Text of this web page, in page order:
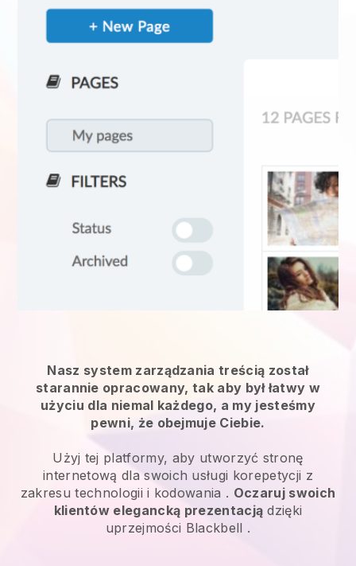
Nasz system zarządzania treścią został
starannie opracowany, tak aby był łatwy w
użyciu dla niemal każdego, a my jesteśmy
pewni, że obejmuje Ciebie.
Użyj tej platformy, aby utworzyć stronę
internetową dla swoich usługi korepetycji z
zakresu technologii i kodowania . Oczaruj swoich
klientów elegancką prezentacją dzięki
uprzejmości Blackbell .